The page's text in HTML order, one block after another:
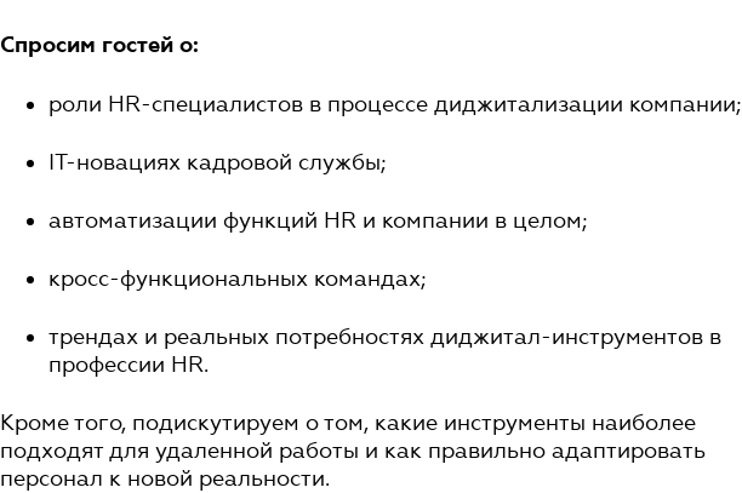
Спросим гостей о:
роли HR-специалистов в процессе диджитализации компании;
ІТ-новациях кадровой службы;
автоматизации функций HR и компании в целом;
кросс-функциональных командах;
трендах и реальных потребностях диджитал-инструментов в
профессии HR.
Кроме того, подискутируем о том, какие инструменты наиболее
подходят для удаленной работы и как правильно адаптировать
персонал к новой реальности.